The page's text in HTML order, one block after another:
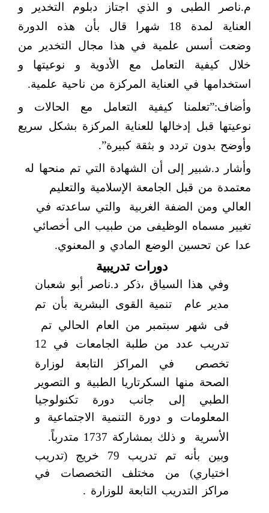
م.ناصر الطبى و الذي اجتاز دبلوم التخدير و
العناية لمدة 18 شهرا قال بأن هذه الدورة
وضعت أسس علمية في هذا مجال التخدير من
خلال كيفية التعامل مع الأدوية و نوعيتها و
استخدامها في العناية المركزة من ناحية علمية.
وأضاف:”تعلمنا كيفية التعامل مع الحالات و
نوعيتها قبل إدخالها للعناية المركزة بشكل سريع
وأوضح بدون تردد و بثقة كبيرة”.
وأشار د.شبير إلى أن الشهادة التي تم منحها له
معتمدة من قبل الجامعة الإسلامية والتعليم
العالي ومن الضفة الغربية
والتي ساعدته في
تغيير مسماه الوظيفى من طبيب الى أخصائي
عدا عن تحسين الوضع المادي و المعنوي.
دورات تدريبية
وفي هذا السياق ،ذكر د.ناصر أبو شعبان
مدير عام
تنمية القوى البشرية بأن تم
فى شهر سبتمبر من العام الحالي تم
تدريب عدد
من طلبة الجامعات في 12
تخصص
في المراكز التابعة لوزارة
الصحة منها السكرتاريا الطبية و التصوير
الطبي إلى جانب دورة تكنولوجيا
المعلومات و دورة التنمية الاجتماعية و
الأسرية
و ذلك بمشاركة 1737 متدرباً.
وبين بأنه تم تدريب 79 خريج (تدريب
اختياري) من مختلف التخصصات في
مراكز التدريب التابعة للوزارة .